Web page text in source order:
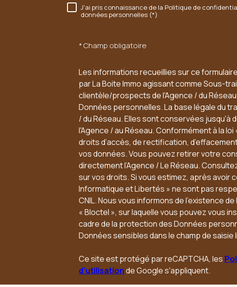
37 FAUBOURG CHARTRAIN
VENDOME
RÈGLEMENTATION
J'ai pris connaissance de la Politique de
données personnelles (*)
* Champ obligatoire
Les informations recueillies sur ce
par La Boite Immo agissant comme Sous-
clientèle/prospects de l'Agence / du
Données personnelles. La base légale du
/ du Réseau. Elles sont conservées
l'Agence / au Réseau. Conformément à la
droits d’accès, de rectification,
vos données. Vous pouvez retirer votre
directement l’Agence / Le Réseau.
sur vos droits. Si vous estimez, après avoir
Informatique et Libertés » ne sont pas
CNIL. Nous vous informons de l’existence
« Bloctel », sur laquelle vous pouvez vous
cadre de la protection des Données
Données sensibles dans le champ de saisie
Ce site est protégé par reCAPTCHA, les
d'utilisationde Google s'appliquent.